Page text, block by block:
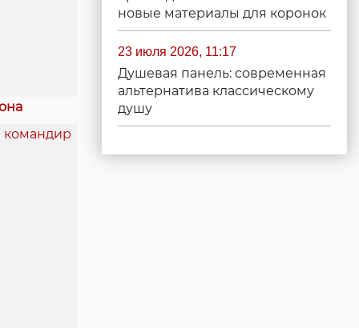
новые материалы для коронок
23 июля 2026, 11:17
Душевая панель: современная
альтернатива классическому
душу